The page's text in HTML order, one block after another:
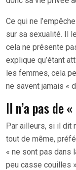
Ce qui ne
sur sa sexualité. Il
cela ne présente
explique qu’étant
les femmes, cela
ne savent jamais «
Il n’a pas de
Par ailleurs, si il dit
tout de même,
« ne sont pas dans
peu casse couilles